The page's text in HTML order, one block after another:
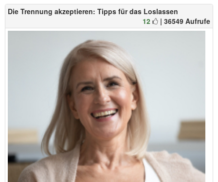
Die Trennung akzeptieren: Tipps für das Loslassen
12
| 36549 Aufrufe